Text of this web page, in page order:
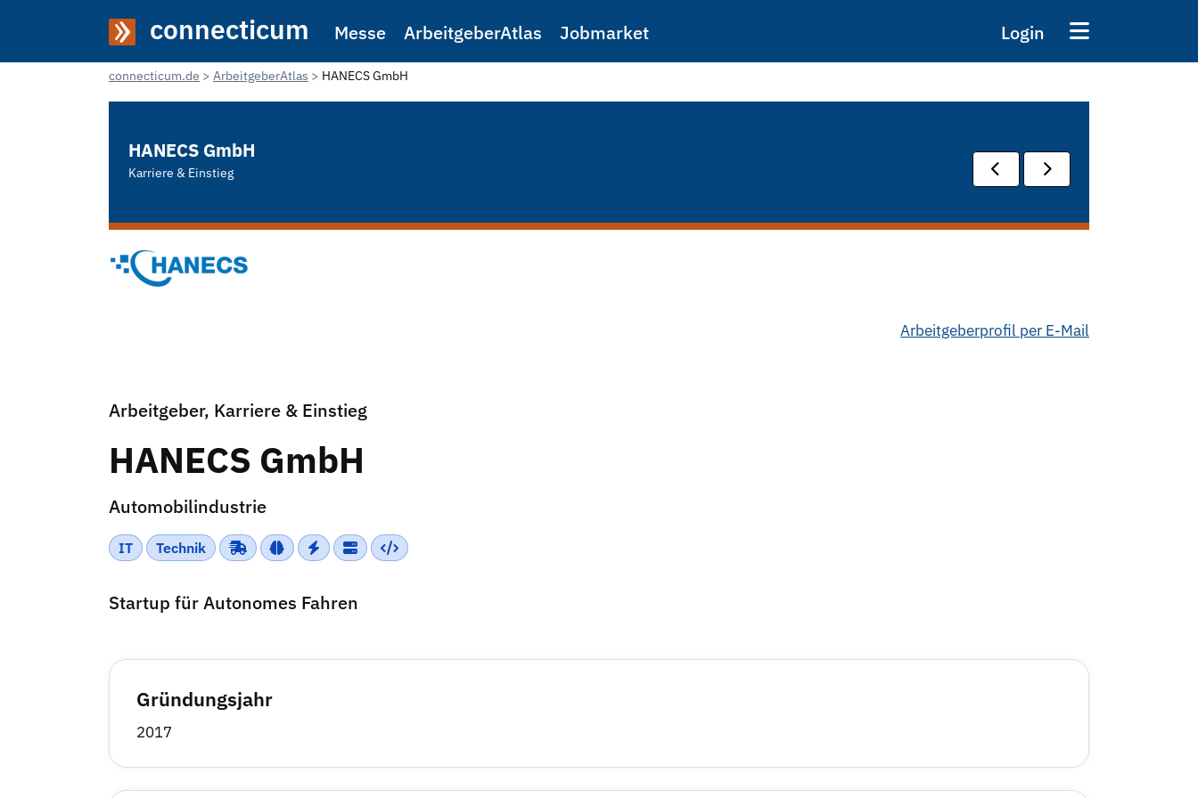
connecticum Messe ArbeitgeberAtlas Jobmarket Login
connecticum.de ArbeitgeberAtlas HANECS GmbH
HANECS GmbH
Karriere & Einstieg
Arbeitgeberprofil per E-Mail
Arbeitgeber, Karriere & Einstieg
HANECS GmbH
Automobilindustrie
IT Technik
Startup für Autonomes Fahren
Gründungsjahr
2017